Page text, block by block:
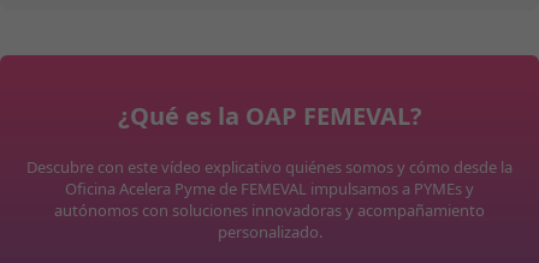
¿Qué es la OAP FEMEVAL?
Descubre con este vídeo explicativo quiénes somos y cómo desde la
Oficina Acelera Pyme de FEMEVAL impulsamos a PYMEs y
autónomos con soluciones innovadoras y acompañamiento
personalizado.